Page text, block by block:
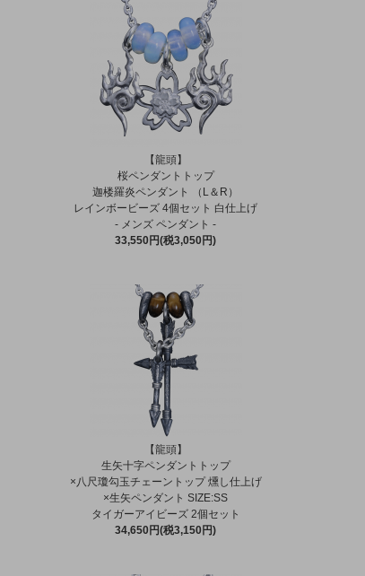
【龍頭】
桜ペンダントトップ
迦楼羅炎ペンダント （L＆R）
レインボービーズ 4個セット 白仕上げ
- メンズ ペンダント -
33,550円(税3,050円)
【龍頭】
生矢十字ペンダントトップ
×八尺瓊勾玉チェーントップ 燻し仕上げ
×生矢ペンダント SIZE:SS
タイガーアイビーズ 2個セット
34,650円(税3,150円)